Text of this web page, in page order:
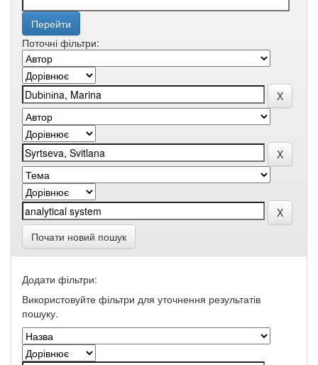
Поточні фільтри:
Почати новий пошук
Додати фільтри:
Використовуйте фільтри для уточнення результатів
пошуку.